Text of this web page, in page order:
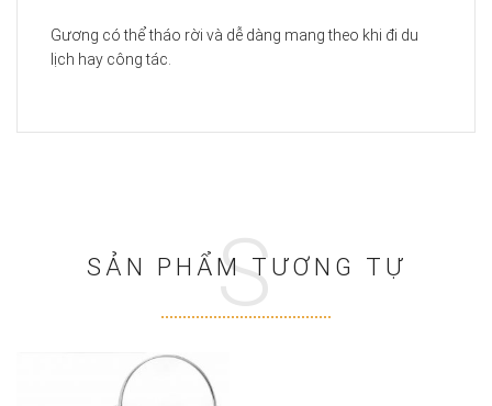
Gương có thể tháo rời và dễ dàng mang theo khi đi du
lịch hay công tác.
SẢN PHẨM TƯƠNG TỰ
S